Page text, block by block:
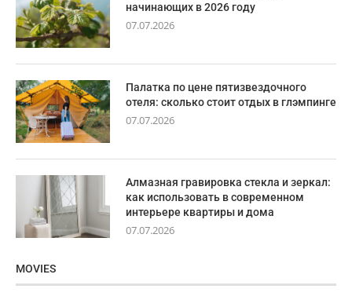
начинающих в 2026 году
07.07.2026
Палатка по цене пятизвездочного
отеля: сколько стоит отдых в глэмпинге
07.07.2026
Алмазная гравировка стекла и зеркал:
как использовать в современном
интерьере квартиры и дома
07.07.2026
MOVIES